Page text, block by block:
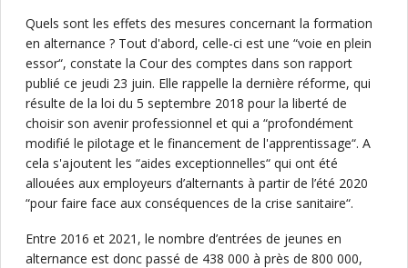
Quels sont les effets des mesures concernant la formation
en alternance ? Tout d'abord, celle-ci est une “voie en plein
essor“, constate la Cour des comptes dans son rapport
publié ce jeudi 23 juin. Elle rappelle la dernière réforme, qui
résulte de la loi du 5 septembre 2018 pour la liberté de
choisir son avenir professionnel et qui a “profondément
modifié le pilotage et le financement de l'apprentissage“. A
cela s'ajoutent les “aides exceptionnelles“ qui ont été
allouées aux employeurs d’alternants à partir de l’été 2020
“pour faire face aux conséquences de la crise sanitaire“.
Entre 2016 et 2021, le nombre d’entrées de jeunes en
alternance est donc passé de 438 000 à près de 800 000,